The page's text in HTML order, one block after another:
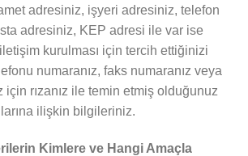
adresiniz, işyeri adresiniz, telefon
adresiniz, KEP adresi ile var ise
kurulması için tercih ettiğinizi
numaranız, faks numaranız veya
rızanız ile temin etmiş olduğunuz
ilişkin bilgileriniz.
Kimlere ve Hangi Amaçla